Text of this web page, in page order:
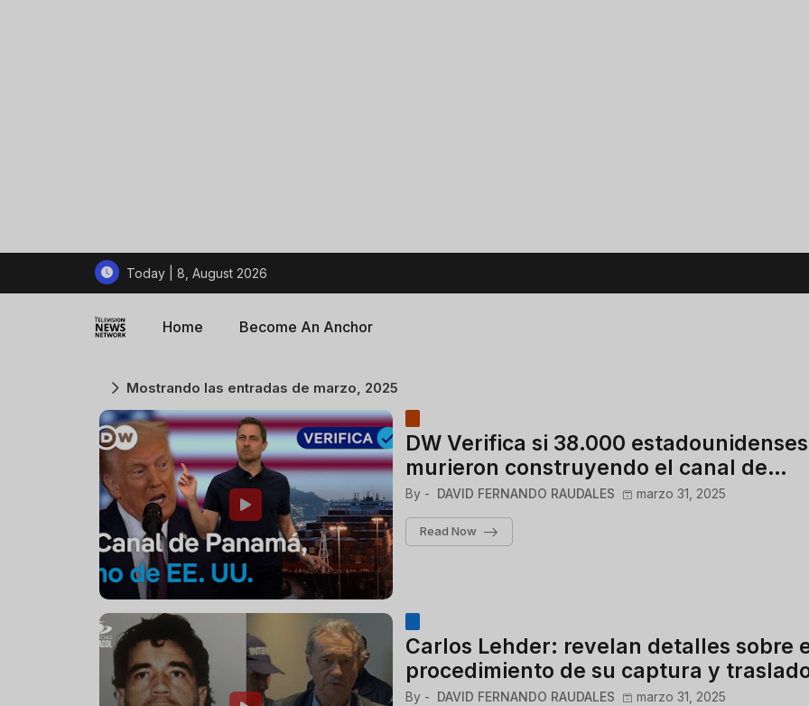
Today | 8, August 2026
Home Become An Anchor
Mostrando las entradas de marzo, 2025
DW Verifica si 38.000 estadounidenses
murieron construyendo el canal de
Panamá, como afirma Trump
By - DAVID FERNANDO RAUDALES marzo 31, 2025
Read Now
Carlos Lehder: revelan detalles sobre
procedimiento de su captura y
By - DAVID FERNANDO RAUDALES marzo 31, 2025